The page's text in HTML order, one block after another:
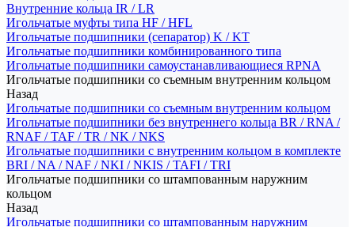
Внутренние кольца IR / LR
Игольчатые муфты типа HF / HFL
Игольчатые подшипники (сепаратор) K / KT
Игольчатые подшипники комбинированного типа
Игольчатые подшипники самоустанавливающиеся RPNA
Игольчатые подшипники со съемным внутренним кольцом
Назад
Игольчатые подшипники со съемным внутренним кольцом
Игольчатые подшипники без внутреннего кольца BR / RNA /
RNAF / TAF / TR / NK / NKS
Игольчатые подшипники с внутренним кольцом в комплекте
BRI / NA / NAF / NKI / NKIS / TAFI / TRI
Игольчатые подшипники со штампованным наружним
кольцом
Назад
Игольчатые подшипники со штампованным наружним